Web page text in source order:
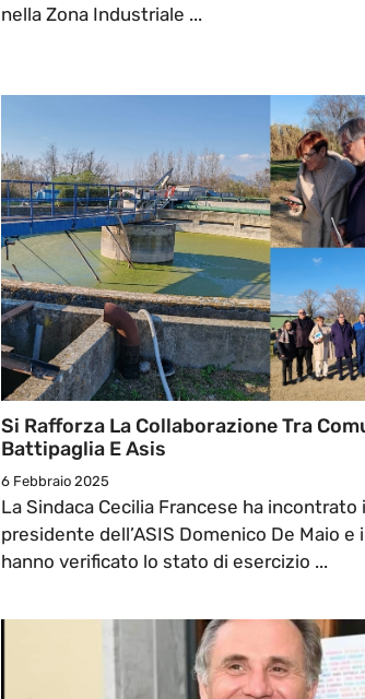
nella Zona Industriale ...
Si Rafforza La Collaborazione Tra
Battipaglia E Asis
6 Febbraio 2025
La Sindaca Cecilia Francese ha incontrato
presidente dell’ASIS Domenico De Maio e
hanno verificato lo stato di esercizio ...